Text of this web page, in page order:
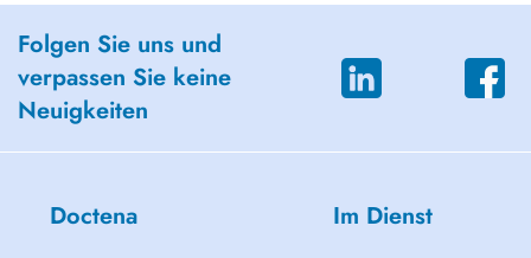
Folgen Sie uns und
verpassen Sie keine
Neuigkeiten
Doctena Im Dienst